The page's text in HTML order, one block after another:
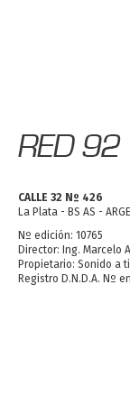
CALLE 32 Nº 426
La Plata - BS AS -
Nº edición: 10765
Director: Ing. Marcelo
Propietario: Sonido a
Registro D.N.D.A. Nº